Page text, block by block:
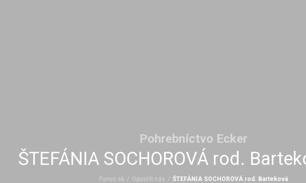
Pohrebníctvo Ecker
ŠTEFÁNIA SOCHOROVÁ rod.
Funus.sk / Opustili nás / ŠTEFÁNIA SOCHOROVÁ rod. Barteková